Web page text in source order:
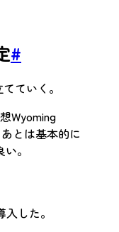
#
ていく。
Wyoming
とは基本的に
。
した。